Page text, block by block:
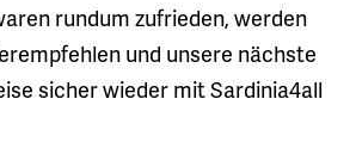
rundum zufrieden, werden
und unsere nächste
sicher wieder mit Sardinia4all